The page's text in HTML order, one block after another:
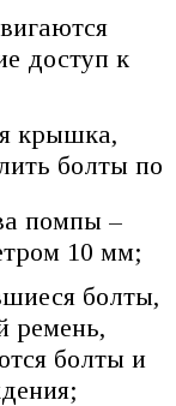
доступ к
крышка,
болты по
помпы –
10 мм;
болты,
ремень,
болты и